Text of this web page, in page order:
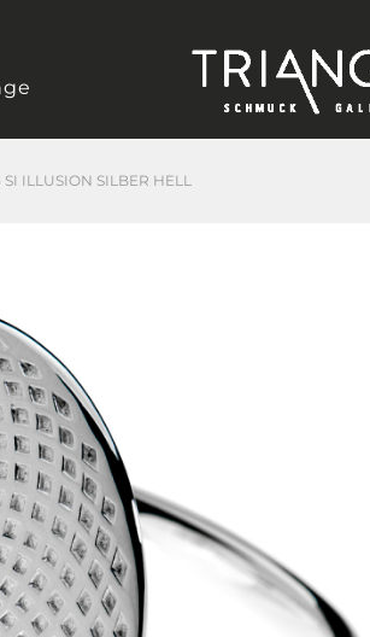
SI ILLUSION SILBER HELL